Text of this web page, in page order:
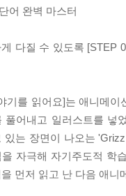
어 완벽 마스터
다질 수 있도록 [STEP
기를 읽어요]는 애니메
풀어내고 일러스트를 넣
있는 장면이 나오는
자극해 자기주도적 학
먼저 읽고 난 다음 애